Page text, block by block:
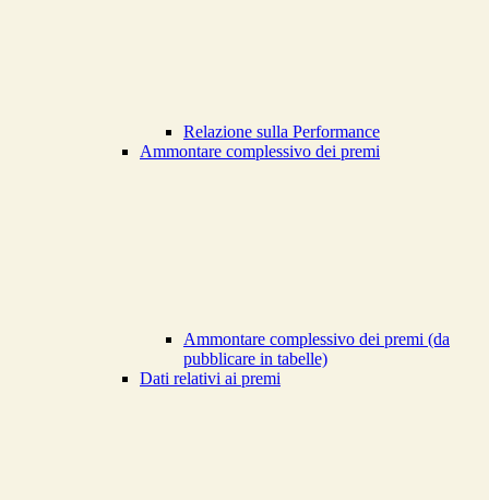
Relazione sulla Performance
Ammontare complessivo dei premi
Ammontare complessivo dei premi (da
pubblicare in tabelle)
Dati relativi ai premi